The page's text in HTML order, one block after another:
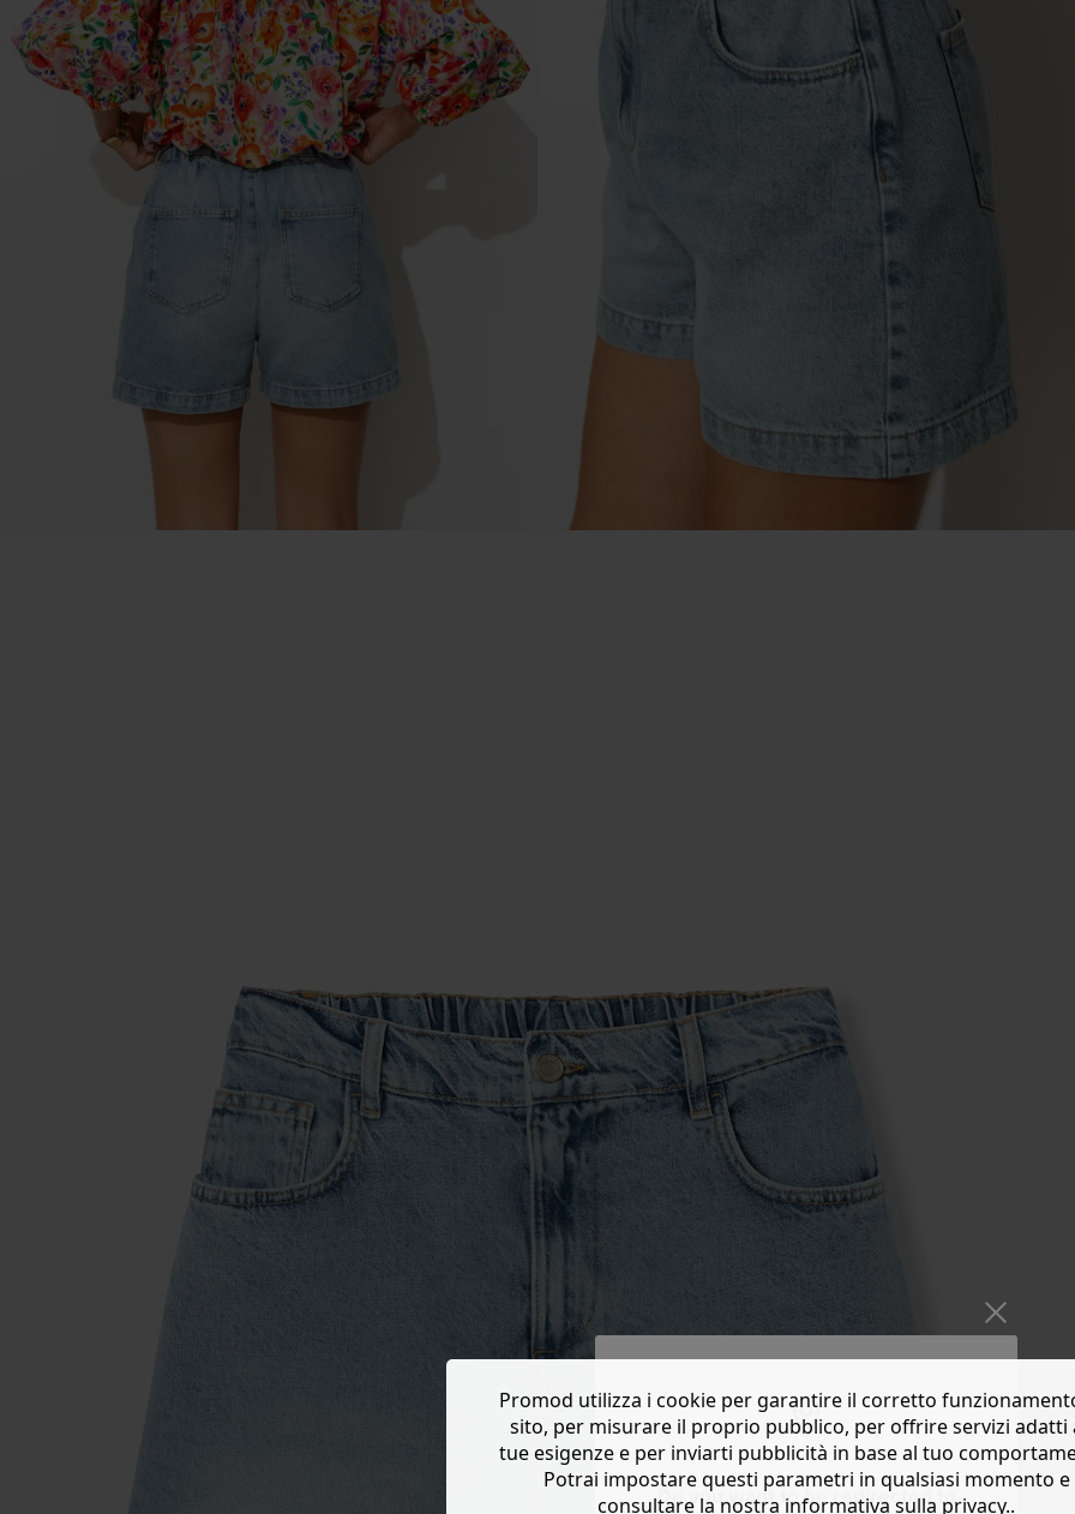
Do you want to be redirected to
Promod utilizza i cookie per garantire il corretto
sito, per misurare il proprio pubblico, per offrire servizi adatti
tue esigenze e per inviarti pubblicità in base al tuo
Potrai impostare questi parametri in qualsiasi momento e
consultare la nostra informativa sulla privacy..